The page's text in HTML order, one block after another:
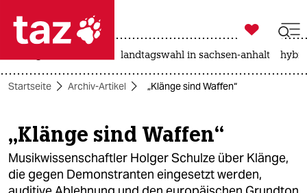
 taz zahl ich
taz zahl ich
themen
politik
öko

taz zahl ich
landtagswahl in sachsen-anhalt
Startseite Archiv-Artikel „Klänge sind Waffen“
„Klänge sind Waffen“
Musikwissenschaftler Holger Schulze über Klänge,
die gegen Demonstranten eingesetzt werden,